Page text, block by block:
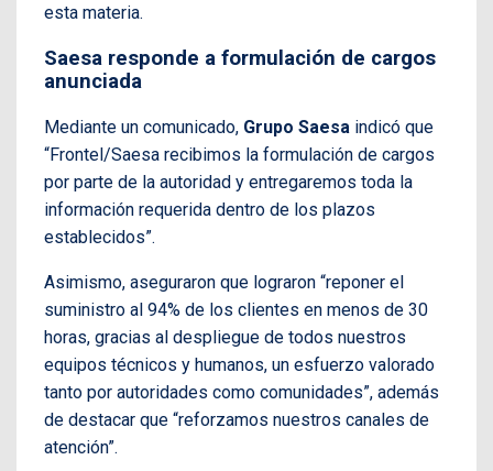
esta materia.
Saesa responde a formulación de cargos
anunciada
Mediante un comunicado, Grupo Saesa indicó que
“Frontel/Saesa recibimos la formulación de cargos
por parte de la autoridad y entregaremos toda la
información requerida dentro de los plazos
establecidos”.
Asimismo, aseguraron que lograron “reponer el
suministro al 94% de los clientes en menos de 30
horas, gracias al despliegue de todos nuestros
equipos técnicos y humanos, un esfuerzo valorado
tanto por autoridades como comunidades”, además
de destacar que “reforzamos nuestros canales de
atención”.